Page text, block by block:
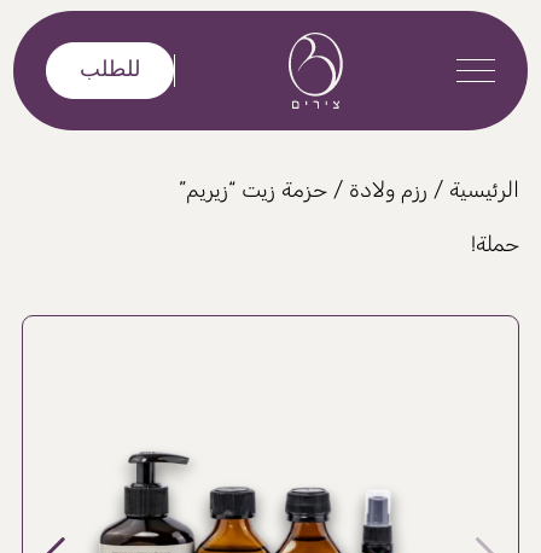
تخطى إلى المحتوى
للطلب
الرئيسية / رزم ولادة / حزمة زيت “زيريم”
حملة!